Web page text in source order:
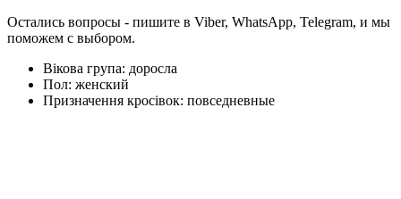
Остались вопросы - пишите в Viber, WhatsApp, Telegram, и мы
поможем с выбором.
Вікова група: доросла
Пол: женский
Призначення кросівок: повседневные